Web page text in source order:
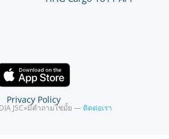
JSC»มีคำถามใช่มั้ย — ติดต่อเรา
Privacy Policy